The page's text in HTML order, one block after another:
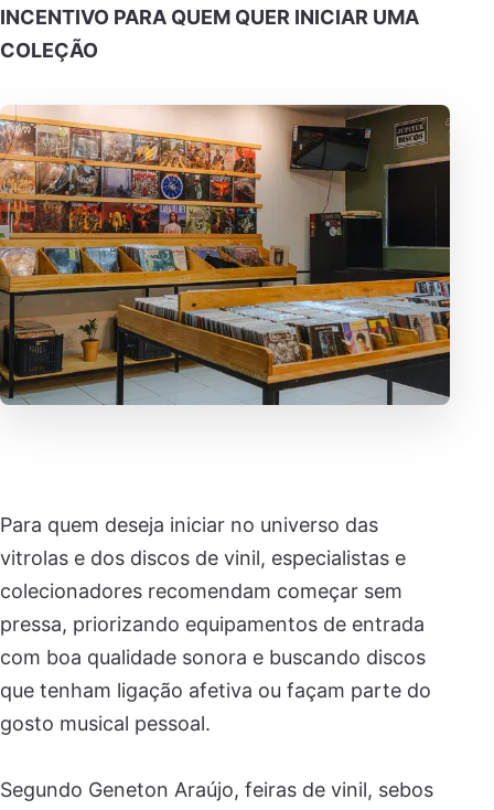
INCENTIVO PARA QUEM QUER INICIAR UMA
COLEÇÃO
Para quem deseja iniciar no universo das
vitrolas e dos discos de vinil, especialistas e
colecionadores recomendam começar sem
pressa, priorizando equipamentos de entrada
com boa qualidade sonora e buscando discos
que tenham ligação afetiva ou façam parte do
gosto musical pessoal.
Segundo Geneton Araújo, feiras de vinil, sebos